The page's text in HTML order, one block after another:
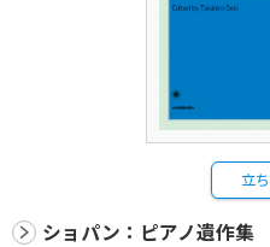
立
ショパン：ピアノ遺作集